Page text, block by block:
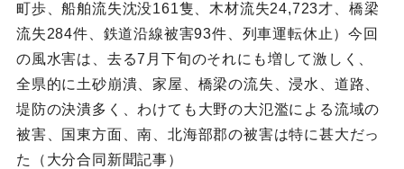
町歩、船舶流失沈没161隻、木材流失24,723才、橋梁
流失284件、鉄道沿線被害93件、列車運転休止）今回
の風水害は、去る7月下旬のそれにも増して激しく、
全県的に土砂崩潰、家屋、橋梁の流失、浸水、道路、
堤防の決潰多く、わけても大野の大氾濫による流域の
被害、国東方面、南、北海部郡の被害は特に甚大だっ
た（大分合同新聞記事）